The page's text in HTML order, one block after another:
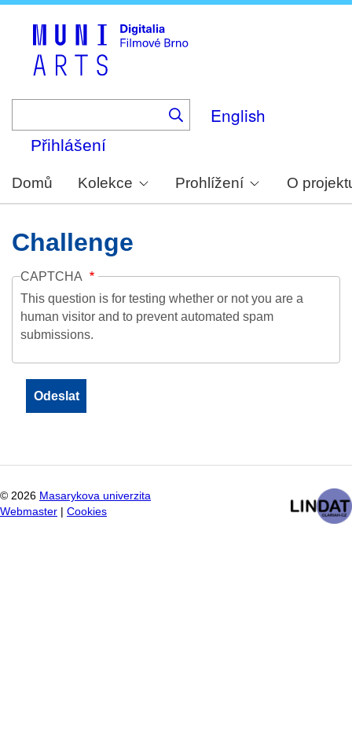
English
Přihlášení
Domů Kolekce Prohlížení O
Challenge
CAPTCHA
This question is for testing whether or not you are a
human visitor and to prevent automated spam
submissions.
© 2026 Masarykova univerzita
Webmaster
Cookies